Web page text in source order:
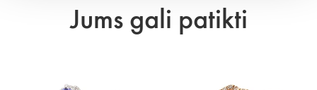
Jums gali patikti